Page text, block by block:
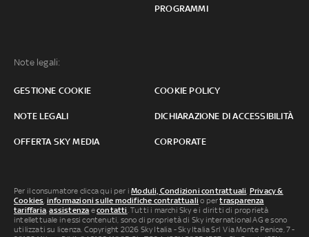
PROGRAMMI
Note legali:
GESTIONE COOKIE COOKIE POLICY
NOTE LEGALI DICHIARAZIONE DI ACCESSIBILITÀ
OFFERTA SKY MEDIA CORPORATE
Per il consumatore clicca qui per iModuli, Condizioni contrattuali, Privacy &
Cookies, informazioni sulle modifiche contrattuali o pertrasparenza
tariffaria,assistenza econtatti. Tutti i marchi Sky e i diritti di proprietà
intellettuale in essi contenuti, sono di proprietà di Sky international AG e sono
utilizzati su licenza. Copyright 2026 Sky Italia - Sky Italia Srl Via Monte Penice, 7 -